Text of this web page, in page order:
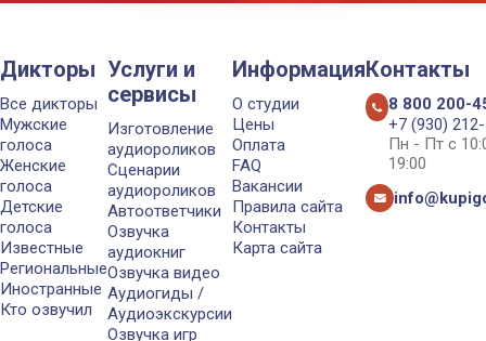
Дикторы
Все дикторы
Мужские
голоса
Женские
голоса
Детские
голоса
Известные
Региональные
Иностранные
Кто озвучил
Услуги и
сервисы
Изготовление
аудиороликов
Сценарии
аудиороликов
Автоответчики
Озвучка
аудиокниг
Озвучка видео
Аудиогиды /
Аудиоэкскурсии
Озвучка игр
Информация
О студии
Цены
Оплата
FAQ
Вакансии
Правила сайта
Контакты
Карта сайта
Контакты
8 800 200-
+7 (930)
Пн - Пт с
19:00